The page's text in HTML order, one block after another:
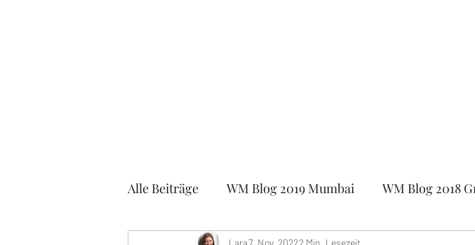
Alle Beiträge WM Blog 2019 Mumbai WM Blog 2018
Lara7. Nov. 20222 Min. Lesezeit